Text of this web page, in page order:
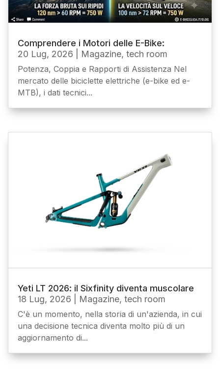
Comprendere i Motori delle E-Bike:
20 Lug, 2026
Magazine,tech room
Potenza, Coppia e Rapporti di Assistenza Nel
mercato delle biciclette elettriche (e-bike ed e-
MTB), i dati tecnici...
Yeti LT 2026: il Sixfinity diventa muscolare
18 Lug, 2026
Magazine,tech room
C'è un momento, nella storia di un'azienda, in cui
una decisione tecnica diventa molto più di un
aggiornamento di...